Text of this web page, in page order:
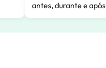
antes, durante e